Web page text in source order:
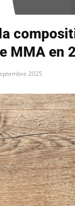
MMA en
2025